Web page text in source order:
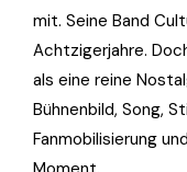
mit. Seine Band
Achtzigerjahre.
als eine reine
Bühnenbild, Song,
Fanmobilisierung